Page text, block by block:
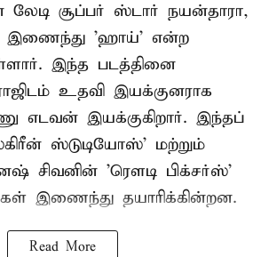
லேடி சூப்பர் ஸ்டார் நயன்தாரா,
இணைந்து 'ஹாய்' என்ற
இந்த படத்தினை
உதவி இயக்குனராக
எடவன் இயக்குகிறார். இந்தப்
ஸ்டுடியோஸ்' மற்றும்
சிவனின் 'ரௌடி பிக்சர்ஸ்'
இணைந்து தயாரிக்கின்றன.
Read More